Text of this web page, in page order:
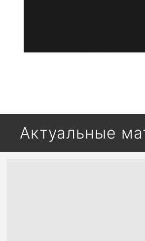
Актуальные